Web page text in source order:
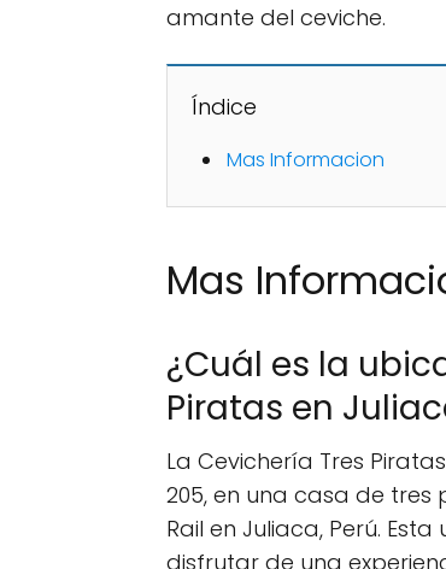
amante del ceviche.
Índice
Mas Informacion
Mas
¿Cuál es la
Piratas en
La Cevichería Tres
205, en una casa de
Rail en Juliaca, Perú.
disfrutar de una